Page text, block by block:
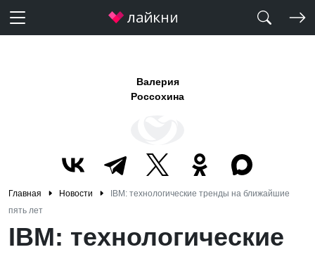
Валерия
Россохина
Главная Новости
IBM: технологические тренды на ближайшие
пять лет
IBM: технологические